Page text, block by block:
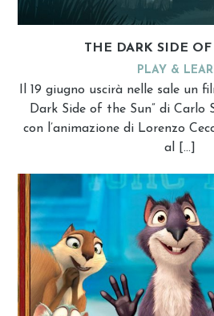
THE DARK SIDE
PLAY &
Il 19 giugno uscirà nelle sale un
Dark Side of the Sun” di Carlo
con l’animazione di Lorenzo
al […]